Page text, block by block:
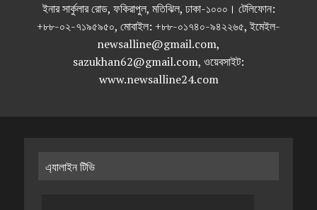
ইনার সার্কুলার রোড, ফকিরাপুল, মতিঝিল, ঢাকা-১০০০। টেলিফোন:
+৮৮-০২-৭১৯৫৯৫০, মোবাইল: +৮৮-০১৭৪০-৯৪২২৬৫, ইমেইল-
newsalline@gmail.com,
sazukhan62@gmail.com, ওয়েবসাইট:
www.newsalline24.com
এ্যালাইন টিভি